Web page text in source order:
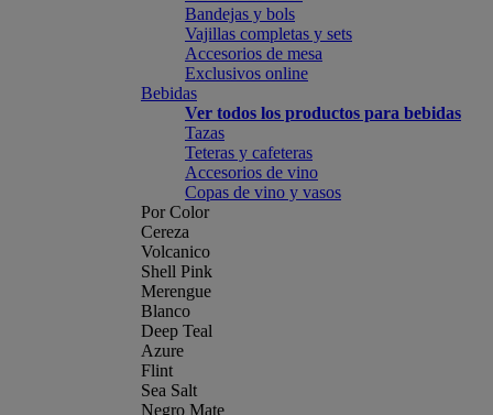
Bandejas y bols
Vajillas completas y sets
Accesorios de mesa
Exclusivos online
Bebidas
Ver todos los productos para bebidas
Tazas
Teteras y cafeteras
Accesorios de vino
Copas de vino y vasos
Por Color
Cereza
Volcanico
Shell Pink
Merengue
Blanco
Deep Teal
Azure
Flint
Sea Salt
Negro Mate